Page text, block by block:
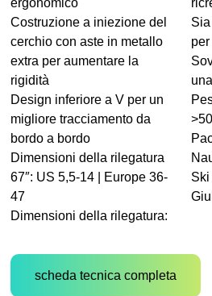
ergonomico
Costruzione a iniezione del
cerchio con aste in metallo
extra per aumentare la
rigidità
Design inferiore a V per un
migliore tracciamento da
bordo a bordo
Dimensioni della rilegatura
67″: US 5,5-14 | Europe 36-
47
Dimensioni della rilegatura:
Ski
scheda tecnica completa